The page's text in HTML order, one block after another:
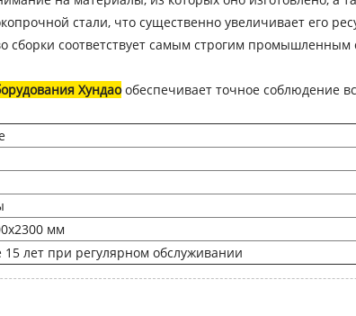
стали, что существенно увеличивает его
сборки соответствует самым строгим промышленным
Хундаообеспечивает точное соблюдение
мм
15 лет при регулярном обслуживании